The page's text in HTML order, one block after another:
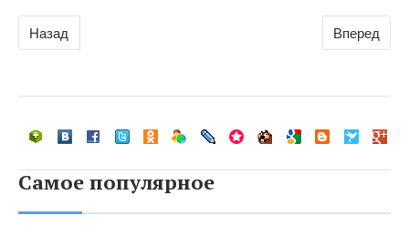
Назад Вперед
Самое популярное